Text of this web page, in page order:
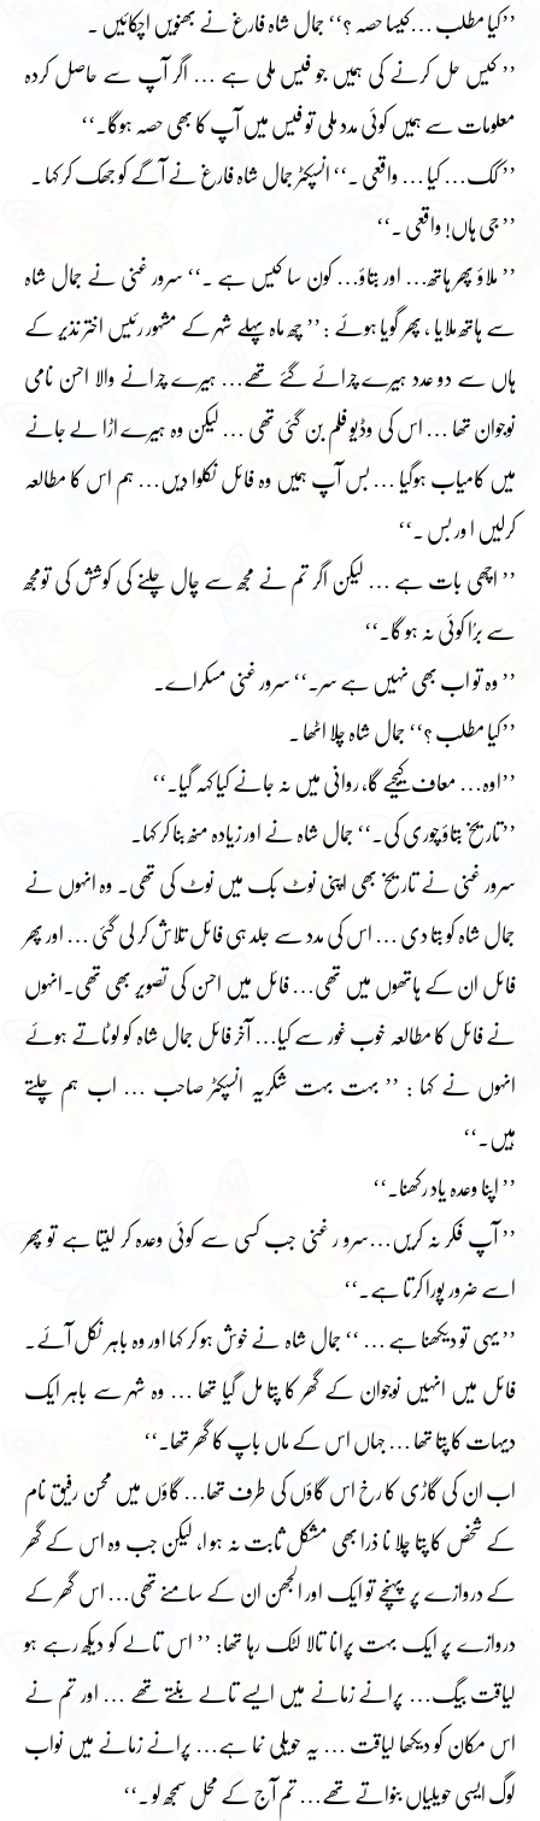
’’کیا مطلب …کیسا حصہ ؟‘‘ جمال شاہ فارغ نے بھنویں اچکائیں ۔
’’ کیس حل کرنے کی ہمیں جو فیس ملی ہے … اگر آپ سے حاصل کردہ
معلومات سے ہمیں کوئی مدد ملی تو فیس میں آپ کا بھی حصہ ہوگا۔‘‘
’’ کک… کیا … واقعی ۔‘‘ انسپکٹر جمال شاہ فارغ نے آگے کو جھک کر کہا ۔
’’ جی ہاں! واقعی ۔‘‘
’’ ملاؤ پھر ہاتھ… اور بتاؤ… کون سا کیس ہے ۔‘‘ سرور غنی نے جمال شاہ
سے ہاتھ ملایا ، پھر گویا ہوئے : ’’ چھ ماہ پہلے شہر کے مشہور رئیس اختر نذیر کے
ہاں سے دو عدد ہیرے چرائے گئے تھے… ہیرے چرانے والا احسن نامی
نوجوان تھا … اس کی وڈیو فلم بن گئی تھی … لیکن وہ ہیرے اڑا لے جانے
میں کامیاب ہوگیا … بس آپ ہمیں وہ فائل نکلوا دیں… ہم اس کا مطالعہ
کرلیں ا ور بس ۔‘‘
’’ اچھی بات ہے … لیکن اگر تم نے مجھ سے چال چلنے کی کوشش کی تومجھ
سے برُا کوئی نہ ہو گا۔‘‘
’’ وہ تو اب بھی نہیں ہے سر۔‘‘ سرور غنی مسکراے۔
’’کیا مطلب ؟‘‘ جمال شاہ چلا اٹھا ۔
’’اوہ… معاف کیجیے گا، روانی میں نہ جانے کیا کہہ گیا۔‘‘
’’تاریخ بتاؤ چوری کی۔‘‘ جمال شاہ نے اور زیادہ منھ بنا کر کہا۔
سرور غنی نے تاریخ بھی اپنی نوٹ بک میں نوٹ کی تھی۔ وہ انہوں نے
جمال شاہ کو بتا دی … اس کی مدد سے جلد ہی فائل تلاش کر لی گئی … اور پھر
فائل ان کے ہاتھوں میں تھی… فائل میں احسن کی تصویر بھی تھی۔انہوں
نے فائل کا مطالعہ خوب غور سے کیا… آخر فائل جمال شاہ کو لوٹاتے ہوئے
انہوں نے کہا : ’’ بہت بہت شکریہ انسپکٹر صاحب … اب ہم چلتے
ہیں۔‘‘
’’ اپنا وعدہ یاد رکھنا۔‘‘
’’ آپ فکر نہ کریں…سرو ر غنی جب کسی سے کوئی وعدہ کر لیتا ہے تو پھر
اسے ضرور پورا کرتا ہے۔‘‘
’’ یہی تو دیکھنا ہے … ‘‘ جمال شاہ نے خوش ہو کر کہا اور وہ باہر نکل آئے۔
فائل میں انہیں نوجوان کے گھر کا پتا مل گیا تھا … وہ شہر سے باہر ایک
دیہات کا پتا تھا … جہاں اس کے ماں باپ کا گھر تھا۔‘‘
اب ان کی گاڑی کا رخ اس گاؤں کی طرف تھا… گاؤں میں محسن رفیق نام
کے شخص کا پتا چلا نا ذرا بھی مشکل ثابت نہ ہو ا، لیکن جب وہ اس کے گھر
کے دروازے پر پہنچے تو ایک اور الجھن ان کے سامنے تھی… اس گھر کے
دروازے پر ایک بہت پرانا تالا لٹک رہا تھا: ’’ اس تالے کو دیکھ رہے ہو
لیاقت بیگ… پرانے زمانے میں ایسے تالے بنتے تھے … اور تم نے
اس مکان کو دیکھا لیاقت … یہ حویلی نما ہے… پرانے زمانے میں نواب
لوگ ایسی حویلیاں بنواتے تھے… تم آج کے محل سمجھ لو ۔‘‘